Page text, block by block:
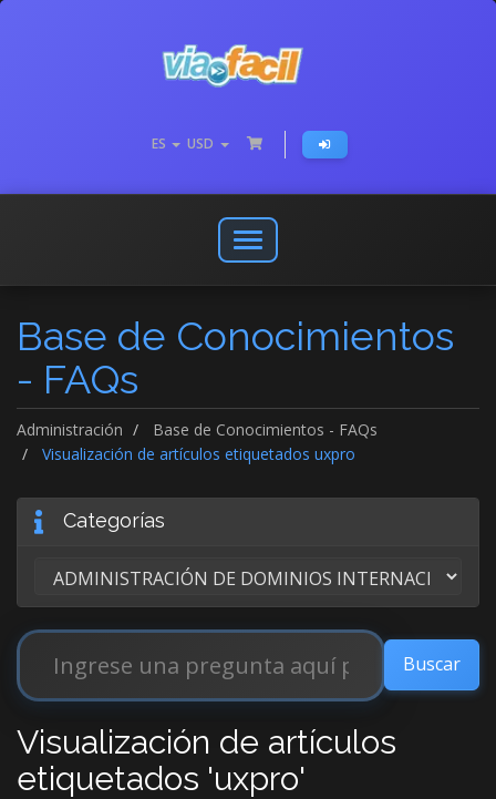
ES USD
Abrir
o
menú
de
Base de Conocimientos
- FAQs
Administración
Base de Conocimientos - FAQs
Visualización de artículos etiquetados uxpro
Categorías
Visualización de artículos
etiquetados 'uxpro'